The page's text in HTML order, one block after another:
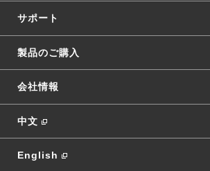
サポート
製品のご購入
会社情報
中文
English